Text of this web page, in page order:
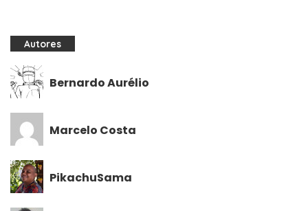
Autores
Bernardo Aurélio
Marcelo Costa
PikachuSama